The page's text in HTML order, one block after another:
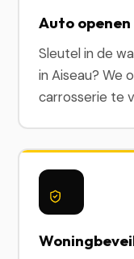
Auto openen
Sleutel in de
in Aiseau? We
carrosserie te